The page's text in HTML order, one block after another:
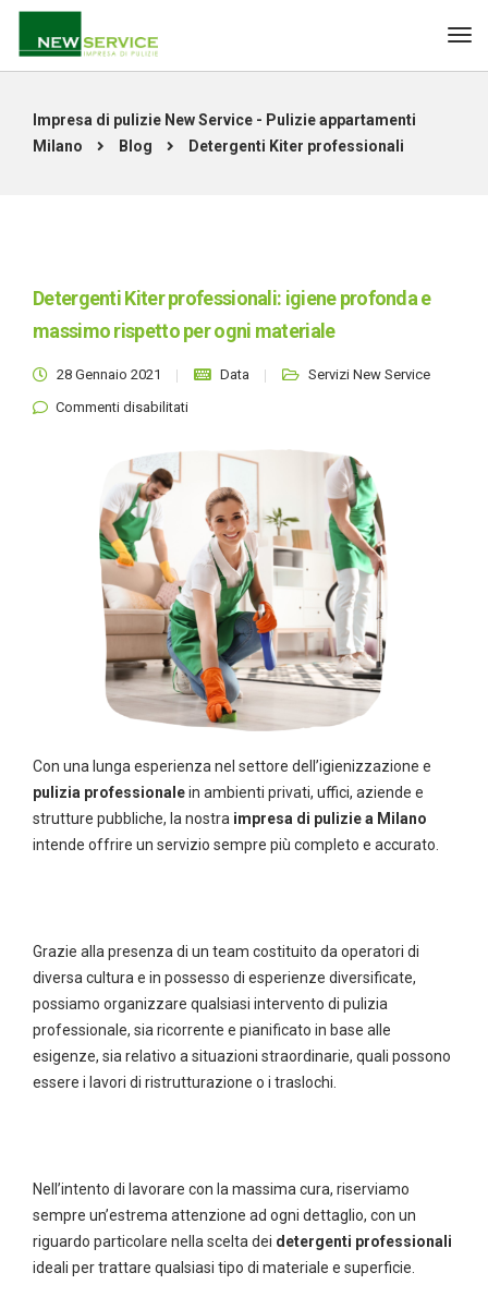
Impresa di pulizie New Service - Pulizie appartamenti
Milano
Blog Detergenti Kiter professionali
Detergenti Kiter professionali: igiene profonda e
massimo rispetto per ogni materiale
28 Gennaio 2021 Data
Servizi New Service
Commenti disabilitatisu Detergenti Kiter professionali: igiene
Con una lunga esperienza nel settore dell’igienizzazione e
pulizia professionalein ambienti privati, uffici, aziende e
strutture pubbliche, la nostra impresa di pulizie a Milano
intende offrire un servizio sempre più completo e accurato.
Grazie alla presenza di un team costituito da operatori di
diversa cultura e in possesso di esperienze diversificate,
possiamo organizzare qualsiasi intervento di pulizia
professionale, sia ricorrente e pianificato in base alle
esigenze, sia relativo a situazioni straordinarie, quali possono
essere i lavori di ristrutturazione o i traslochi.
Nell’intento di lavorare con la massima cura, riserviamo
sempre un’estrema attenzione ad ogni dettaglio, con un
riguardo particolare nella scelta dei detergenti professionali
ideali per trattare qualsiasi tipo di materiale e superficie.